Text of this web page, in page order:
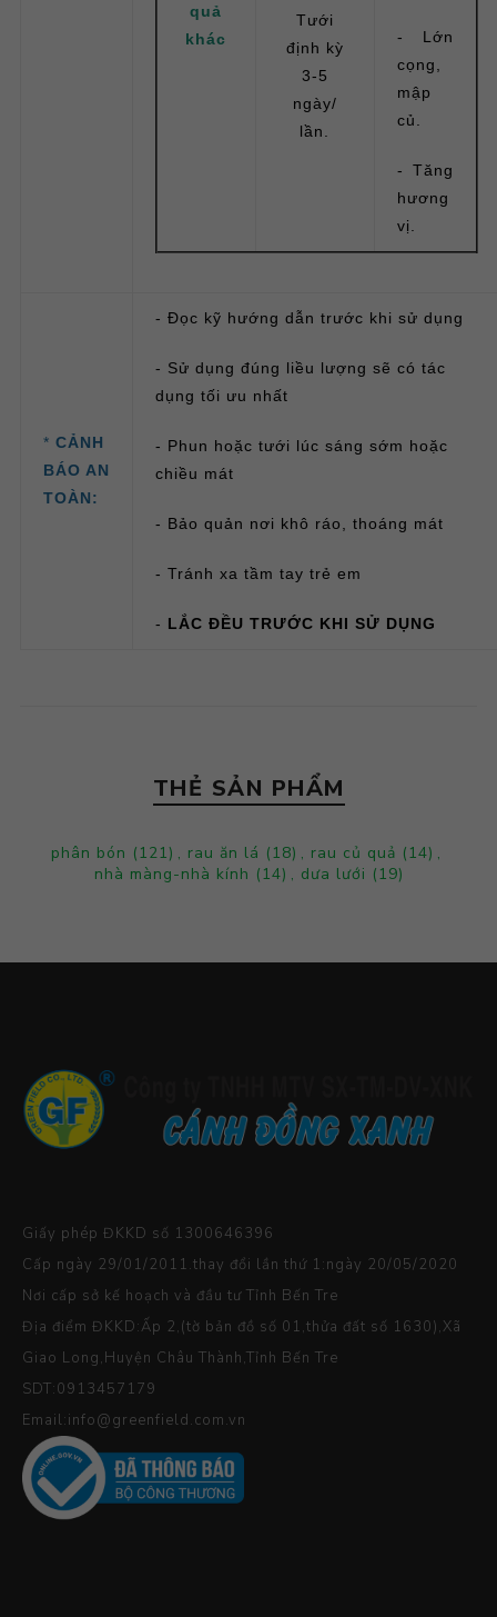
quả
khác
Tưới
định kỳ
3-5
ngày/
lần.
- Lớn
cọng,
mập
củ.
- Tăng
hương
vị.
* CẢNH
BÁO AN
TOÀN:
- Đọc kỹ hướng dẫn trước khi sử dụng
- Sử dụng đúng liều lượng sẽ có tác
dụng tối ưu nhất
- Phun hoặc tưới lúc sáng sớm hoặc
chiều mát
- Bảo quản nơi khô ráo, thoáng mát
- Tránh xa tầm tay trẻ em
- LẮC ĐỀU TRƯỚC KHI SỬ DỤNG
THẺ SẢN PHẨM
phân bón (121) , rau ăn lá (18) , rau củ quả (14) ,
nhà màng-nhà kính (14) , dưa lưới (19)
Giấy phép ĐKKD số 1300646396
Cấp ngày 29/01/2011.thay đổi lần thứ 1:ngày 20/05/2020
Nơi cấp sở kế hoạch và đầu tư Tỉnh Bến Tre
Địa điểm ĐKKD:Ấp 2,(tờ bản đồ số 01,thửa đất số 1630),Xã
Giao Long,Huyện Châu Thành,Tỉnh Bến Tre
SDT:0913457179
Email:info@greenfield.com.vn